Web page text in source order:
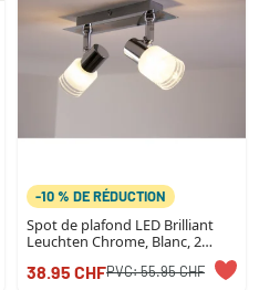
-10 % DE RÉDUCTION
Spot de plafond LED Brilliant
Leuchten Chrome, Blanc, 2
38.95 CHFPVC:55.95 CHF